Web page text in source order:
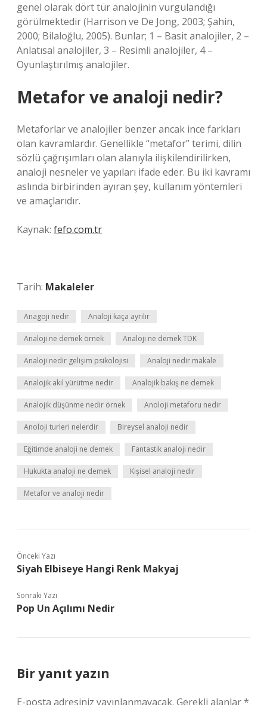
genel olarak dört tür analojinin vurgulandığı
görülmektedir (Harrison ve De Jong, 2003; Şahin,
2000; Bilaloğlu, 2005). Bunlar; 1 – Basit analojiler, 2 –
Anlatısal analojiler, 3 – Resimli analojiler, 4 –
Oyunlaştırılmış analojiler.
Metafor ve analoji nedir?
Metaforlar ve analojiler benzer ancak ince farkları
olan kavramlardır. Genellikle “metafor” terimi, dilin
sözlü çağrışımları olan alanıyla ilişkilendirilirken,
analoji nesneler ve yapıları ifade eder. Bu iki kavramı
aslında birbirinden ayıran şey, kullanım yöntemleri
ve amaçlarıdır.
Kaynak: fefo.com.tr
Tarih: Makaleler
Anagoji nedir Analoji kaça ayrılır
Analoji ne demek örnek Analoji ne demek TDK
Analoji nedir gelişim psikolojisi Analoji nedir makale
Analojik akıl yürütme nedir Analojik bakış ne demek
Analojik düşünme nedir örnek Anoloji metaforu nedir
Anoloji turleri nelerdir Bireysel analoji nedir
Eğitimde analoji ne demek Fantastik analoji nedir
Hukukta analoji ne demek Kişisel analoji nedir
Metafor ve analoji nedir
Önceki Yazı
Siyah Elbiseye Hangi Renk Makyaj
Sonraki Yazı
Pop Un Açılımı Nedir
Bir yanıt yazın
E-posta adresiniz yayınlanmayacak. Gerekli alanlar*